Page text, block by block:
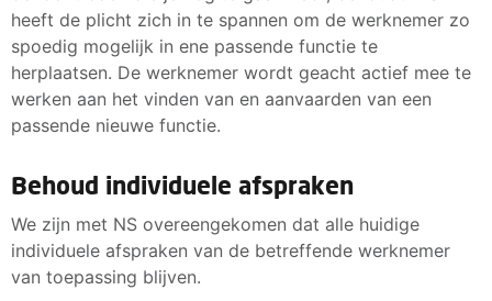
heeft de plicht zich in te spannen om de werknemer zo
spoedig mogelijk in ene passende functie te
herplaatsen. De werknemer wordt geacht actief mee te
werken aan het vinden van en aanvaarden van een
passende nieuwe functie.
Behoud individuele afspraken
We zijn met NS overeengekomen dat alle huidige
individuele afspraken van de betreffende werknemer
van toepassing blijven.